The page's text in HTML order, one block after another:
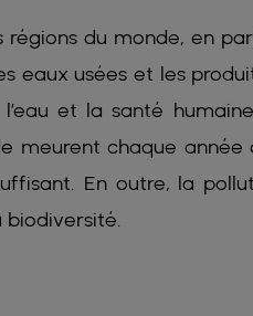
du monde, en
eaux usées et les
et la santé
meurent chaque année
En outre, la